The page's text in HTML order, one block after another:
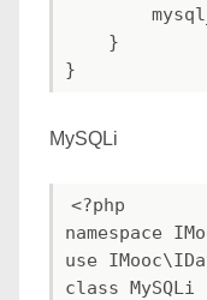
    }
MySQLi
<?php
namespace
use
class MySQLi